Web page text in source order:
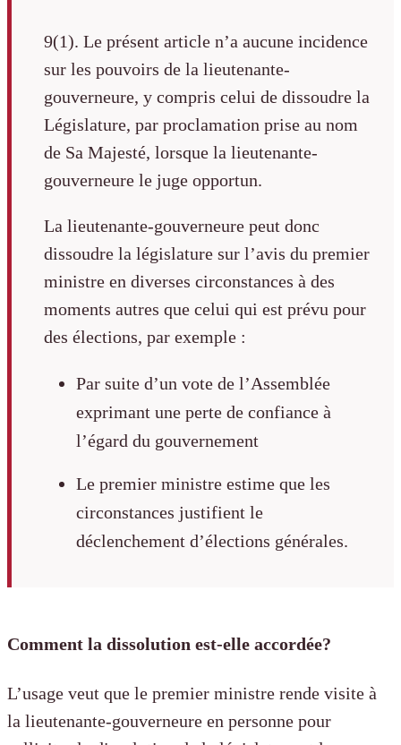
9(1). Le présent article n’a aucune incidence
sur les pouvoirs de la lieutenante-
gouverneure, y compris celui de dissoudre la
Législature, par proclamation prise au nom
de Sa Majesté, lorsque la lieutenante-
gouverneure le juge opportun.
La lieutenante-gouverneure peut donc
dissoudre la législature sur l’avis du premier
ministre en diverses circonstances à des
moments autres que celui qui est prévu pour
des élections, par exemple :
Par suite d’un vote de l’Assemblée
exprimant une perte de confiance à
l’égard du gouvernement
Le premier ministre estime que les
circonstances justifient le
déclenchement d’élections générales.
Comment la dissolution est-elle accordée?
L’usage veut que le premier ministre rende visite à
la lieutenante-gouverneure en personne pour